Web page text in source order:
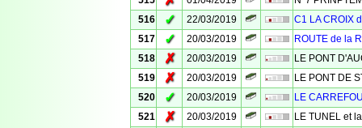
516
✓ 22/03/2019
C1 LA CROIX
517
✓ 20/03/2019
ROUTE de la
518
✗ 20/03/2019
LE PONT
519
✗ 20/03/2019
LE PONT DE
520
✓ 20/03/2019
LE
521
✗ 20/03/2019
LE TUNEL et